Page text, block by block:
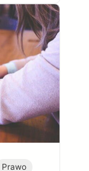
Prawo